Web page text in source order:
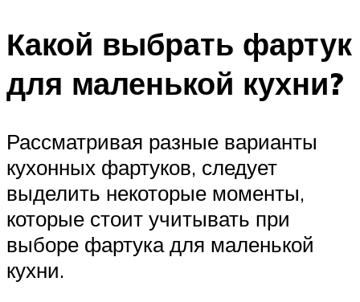
Какой выбрать фартук
для маленькой кухни?
Рассматривая разные варианты
кухонных фартуков, следует
выделить некоторые моменты,
которые стоит учитывать при
выборе фартука для маленькой
кухни.